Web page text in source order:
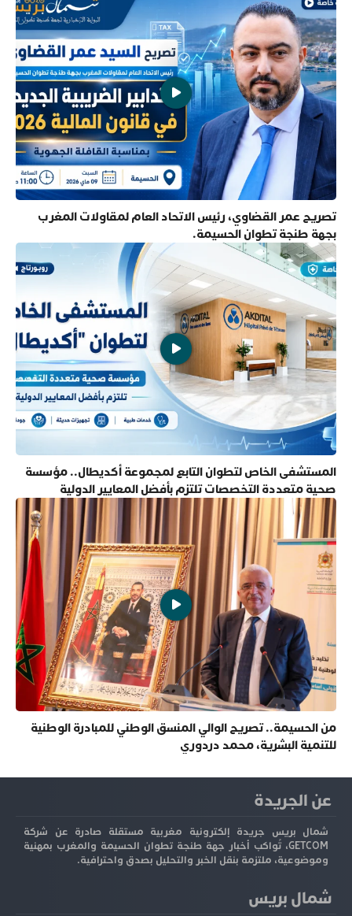
تصريح عمر القضاوي، رئيس الاتحاد العام لمقاولات المغرب
بجهة طنجة تطوان الحسيمة.
المستشفى الخاص لتطوان التابع لمجموعة أكديطال.. مؤسسة
صحية متعددة التخصصات تلتزم بأفضل المعايير الدولية
من الحسيمة.. تصريح الوالي المنسق الوطني للمبادرة الوطنية
للتنمية البشرية، محمد دردوري
عن الجريدة
شمال بريس جريدة إلكترونية مغربية مستقلة صادرة عن شركة
GETCOM، تُواكب أخبار جهة طنجة تطوان الحسيمة والمغرب بمهنية
وموضوعية، ملتزمة بنقل الخبر والتحليل بصدق واحترافية.
شمال بريس